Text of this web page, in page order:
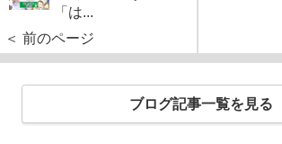
「は...
＜ 前のページ
ブログ記事一覧を見る